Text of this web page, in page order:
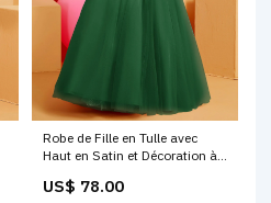
Robe de Fille en Tulle avec
Haut en Satin et Décoration à
Cherry
US$ 78.00